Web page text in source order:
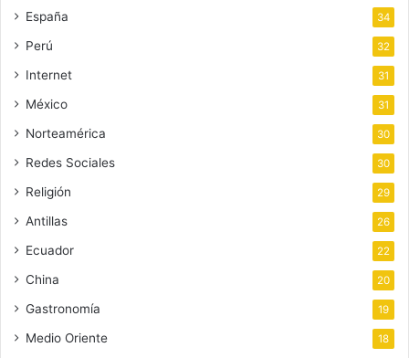
España 34
Perú 32
Internet 31
México 31
Norteamérica 30
Redes Sociales 30
Religión 29
Antillas 26
Ecuador 22
China 20
Gastronomía 19
Medio Oriente 18